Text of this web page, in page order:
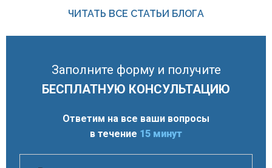
ЧИТАТЬ ВСЕ СТАТЬИ БЛОГА
Заполните форму и получите
БЕСПЛАТНУЮ КОНСУЛЬТАЦИЮ
Ответим на все ваши вопросы
в течение 15 минут